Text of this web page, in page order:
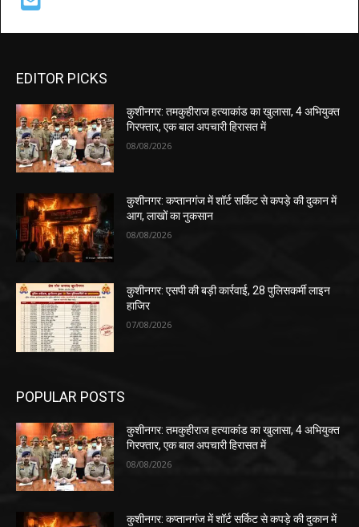
EDITOR PICKS
कुशीनगर: तमकुहीराज हत्याकांड का खुलासा, 4 अभियुक्त
गिरफ्तार, एक बाल अपचारी हिरासत में
08/08/2026
कुशीनगर: कप्तानगंज में शॉर्ट सर्किट से कपड़े की दुकान में
आग, लाखों का नुकसान
08/08/2026
कुशीनगर: एसपी की बड़ी कार्रवाई, 28 पुलिसकर्मी लाइन
हाजिर
07/08/2026
POPULAR POSTS
कुशीनगर: तमकुहीराज हत्याकांड का खुलासा, 4 अभियुक्त
गिरफ्तार, एक बाल अपचारी हिरासत में
08/08/2026
कुशीनगर: कप्तानगंज में शॉर्ट सर्किट से कपड़े की दुकान में